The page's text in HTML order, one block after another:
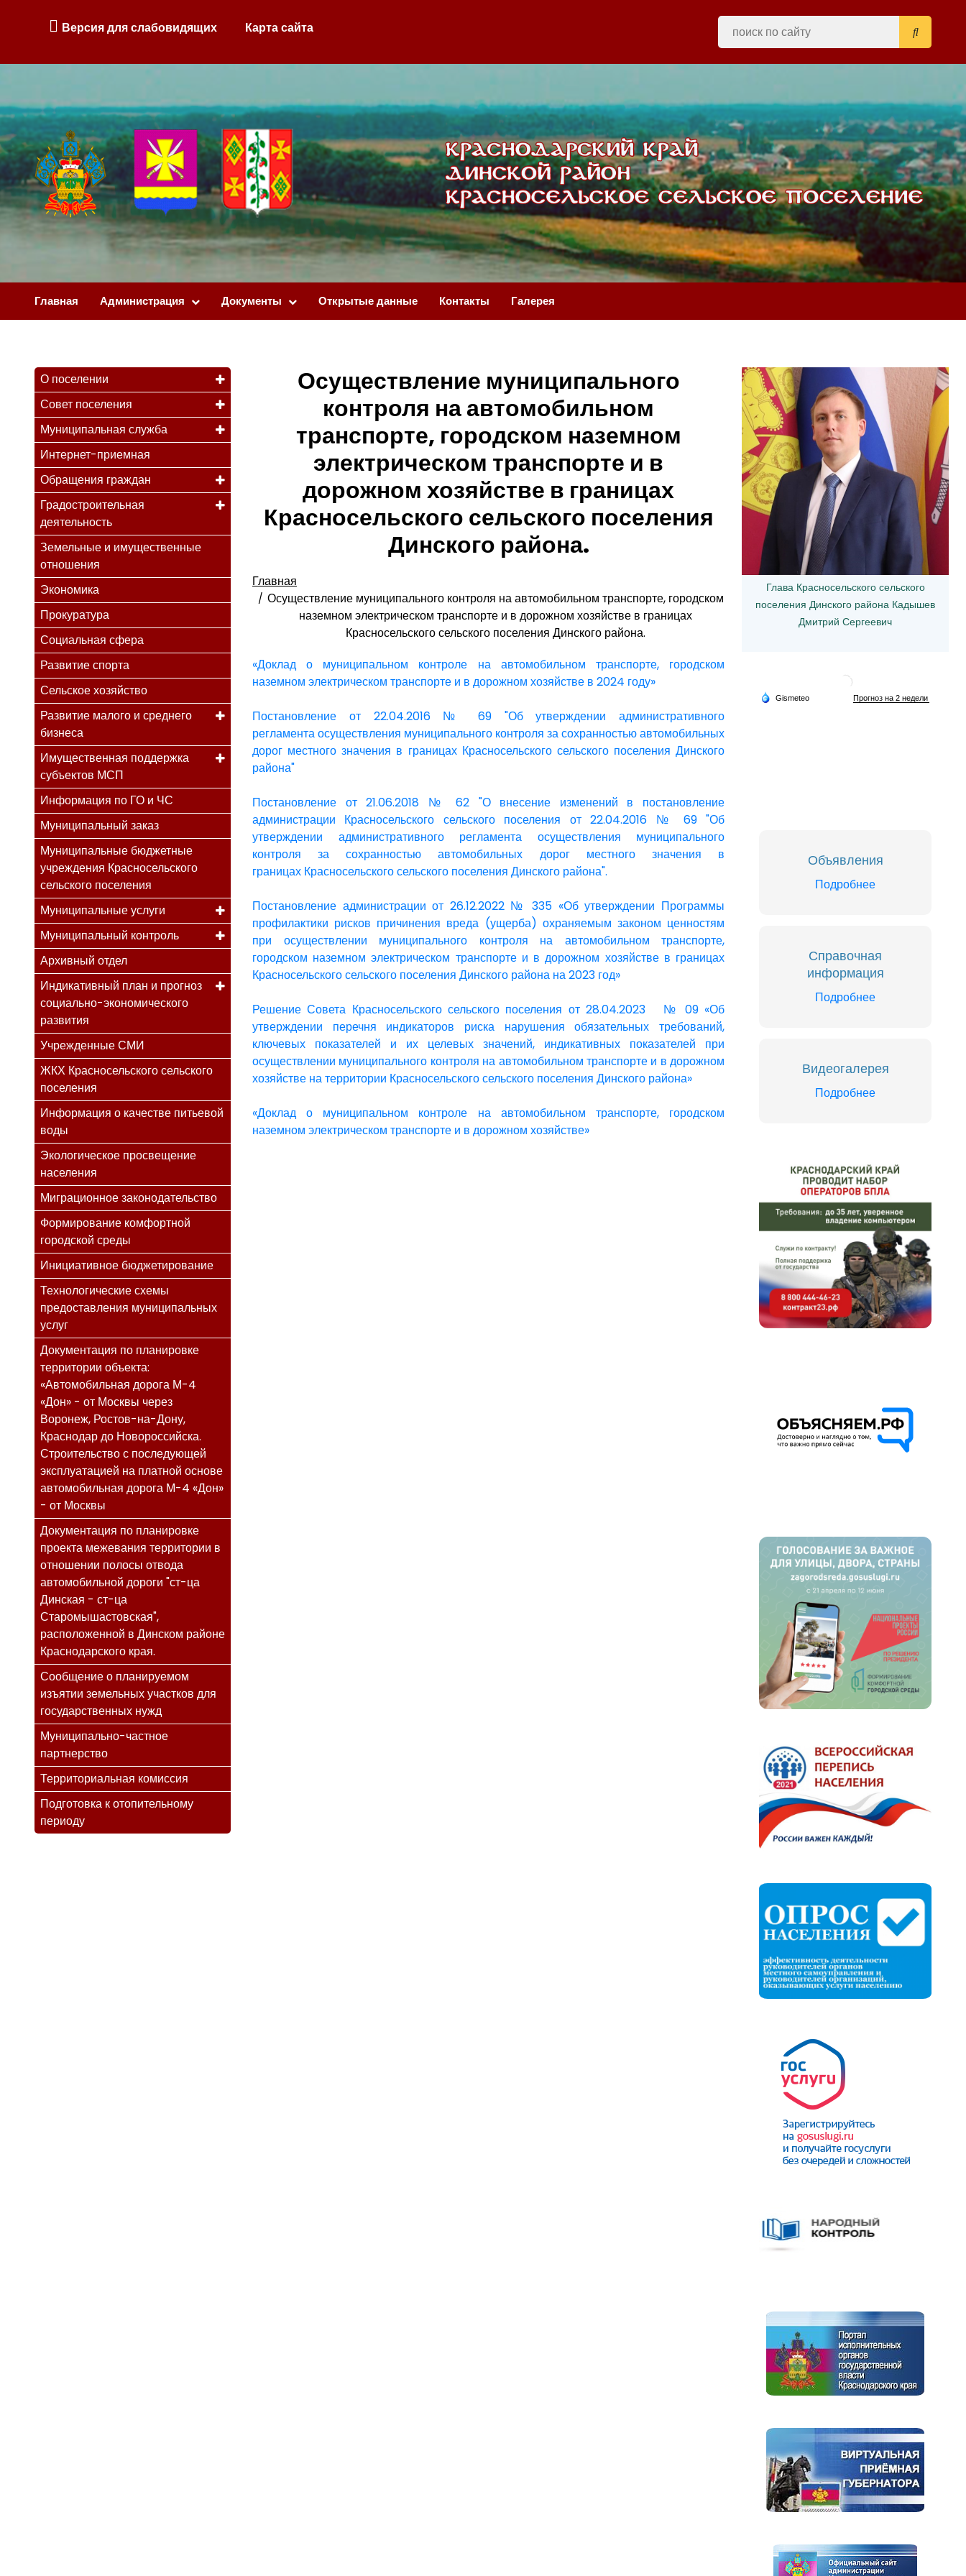
Версия для слабовидящих Карта сайта
Главная Администрация Документы Открытые данные Контакты Галерея
О поселении
Совет поселения
Муниципальная служба
Интернет-приемная
Обращения граждан
Градостроительная
деятельность
Земельные и имущественные
отношения
Экономика
Прокуратура
Социальная сфера
Развитие спорта
Сельское хозяйство
Развитие малого и среднего
бизнеса
Имущественная поддержка
субъектов МСП
Информация по ГО и ЧС
Муниципальный заказ
Муниципальные бюджетные
учреждения Красносельского
сельского поселения
Муниципальные услуги
Муниципальный контроль
Архивный отдел
Индикативный план и прогноз
социально-экономического
развития
Учрежденные СМИ
ЖКХ Красносельского сельского
поселения
Информация о качестве питьевой
воды
Экологическое просвещение
населения
Миграционное законодательство
Формирование комфортной
городской среды
Инициативное бюджетирование
Технологические схемы
предоставления муниципальных
услуг
Документация по планировке
территории объекта:
«Автомобильная дорога М-4
«Дон» - от Москвы через
Воронеж, Ростов-на-Дону,
Краснодар до Новороссийска.
Строительство с последующей
эксплуатацией на платной основе
автомобильная дорога М-4 «Дон»
- от Москвы
Документация по планировке
проекта межевания территории в
отношении полосы отвода
автомобильной дороги "ст-ца
Динская - ст-ца
Старомышастовская",
расположенной в Динском районе
Краснодарского края.
Сообщение о планируемом
изъятии земельных участков для
государственных нужд
Муниципально-частное
партнерство
Территориальная комиссия
Подготовка к отопительному
периоду
Осуществление муниципального
контроля на автомобильном
транспорте, городском наземном
электрическом транспорте и в
дорожном хозяйстве в границах
Красносельского сельского поселения
Динского района.
Главная
Осуществление муниципального контроля на автомобильном транспорте, городском
наземном электрическом транспорте и в дорожном хозяйстве в границах
Красносельского сельского поселения Динского района.
«Доклад о муниципальном контроле на автомобильном транспорте, городском
наземном электрическом транспорте и в дорожном хозяйстве в 2024 году»
Постановление от 22.04.2016 № 69 "Об утверждении административного
регламента осуществления муниципального контроля за сохранностью автомобильных
дорог местного значения в границах Красносельского сельского поселения Динского
района"
Постановление от 21.06.2018 № 62 "О внесение изменений в постановление
администрации Красносельского сельского поселения от 22.04.2016 № 69 "Об
утверждении административного регламента осуществления муниципального
контроля за сохранностью автомобильных дорог местного значения в
границах Красносельского сельского поселения Динского района".
Постановление администрации от 26.12.2022 № 335 «Об утверждении Программы
профилактики рисков причинения вреда (ущерба) охраняемым законом ценностям
при осуществлении муниципального контроля на автомобильном транспорте,
городском наземном электрическом транспорте и в дорожном хозяйстве в границах
Красносельского сельского поселения Динского района на 2023 год»
Решение Совета Красносельского сельского поселения от 28.04.2023 № 09 «Об
утверждении перечня индикаторов риска нарушения обязательных требований,
ключевых показателей и их целевых значений, индикативных показателей при
осуществлении муниципального контроля на автомобильном транспорте и в дорожном
хозяйстве на территории Красносельского сельского поселения Динского района»
«Доклад о муниципальном контроле на автомобильном транспорте, городском
наземном электрическом транспорте и в дорожном хозяйстве»
Глава Красносельского сельского
поселения Динского района Кадышев
Дмитрий Сергеевич
Объявления
Подробнее
Справочная
информация
Подробнее
Видеогалерея
Подробнее